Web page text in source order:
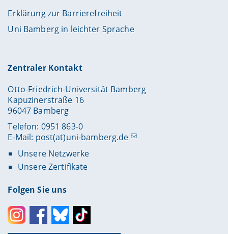
Erklärung zur Barrierefreiheit
Uni Bamberg in leichter Sprache
Zentraler Kontakt
Otto-Friedrich-Universität Bamberg
Kapuzinerstraße 16
96047 Bamberg
Telefon: 0951 863-0
E-Mail: post(at)uni-bamberg.de
Unsere Netzwerke
Unsere Zertifikate
Folgen Sie uns